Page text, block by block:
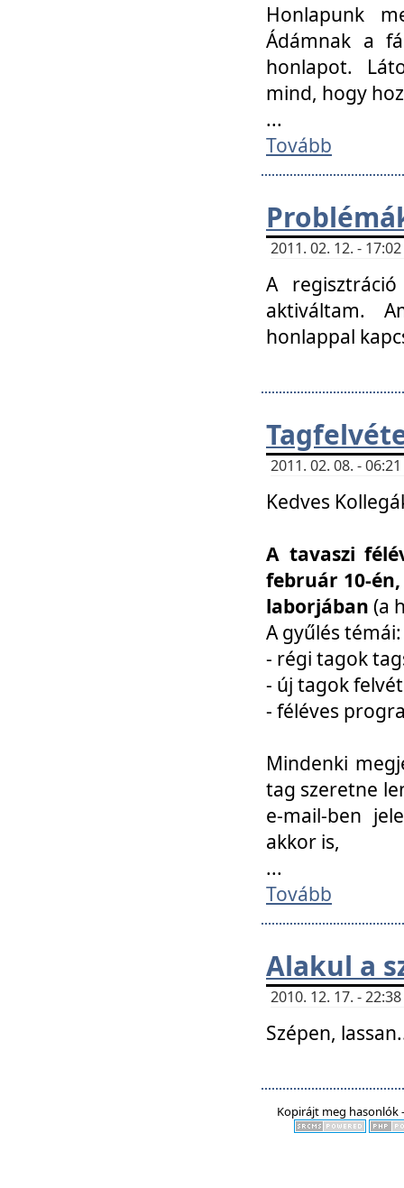
Honlapunk
Ádámnak a
honlapot.
mind, hogy
...
Tovább
2011. 02. 12. -
A
aktiváltam.
honlappal
2011. 02. 08. -
Kedves
A tavaszi
február 10-
laborjában (a
A gyűlés témái:
- régi tagok
- új tagok
- féléves
Mindenki
tag szeretne
e-mail-ben
akkor is,
...
Tovább
Alakul a
2010. 12. 17. -
Szépen,
Kopirájt meg hasonlók